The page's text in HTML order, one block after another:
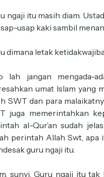
ngaji itu masih diam.
usap kaki sambil
dimana letak
lah jangan mengada-
umat Islam yang
SWT dan para
juga memerintahkan
al-Qur’an sudah
perintah Allah Swt, apa
guru ngaji itu.
sunyi. Guru ngaji itu